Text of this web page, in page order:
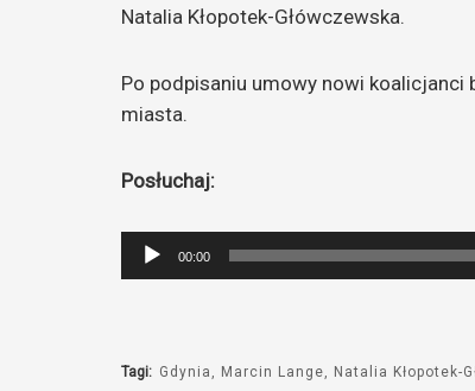
Natalia Kłopotek-Główczewska.
Po podpisaniu umowy nowi
miasta.
Posłuchaj:
Odtwarzacz
plików
00:00
Tagi: Gdynia Marcin Lange Natalia Kłopotek-